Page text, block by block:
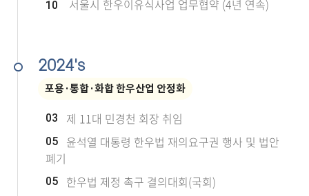
10 서울시 한우이유식사업 업무협약 (4년 연속)
2024's
포용·통합·화합 한우산업 안정화
03 제 11대 민경천 회장 취임
05
윤석열 대통령 한우법 재의요구권 행사 및 법안
폐기
05 한우법 제정 촉구 결의대회(국회)